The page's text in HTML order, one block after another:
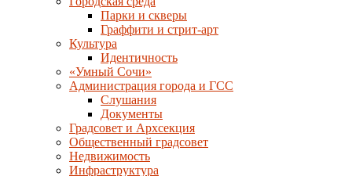
Парки и скверы
Граффити и стрит-арт
Культура
Идентичность
«Умный Сочи»
Администрация города и ГСС
Слушания
Документы
Градсовет и Архсекция
Общественный градсовет
Недвижимость
Инфраструктура